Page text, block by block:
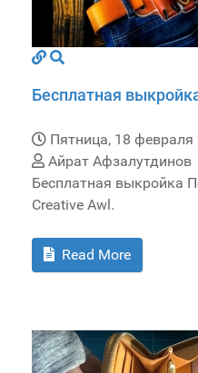
Бесплатная
Пятница, 18 февраля
Айрат Афзалутдинов
Бесплатная выкройка
Creative Awl.
Read More